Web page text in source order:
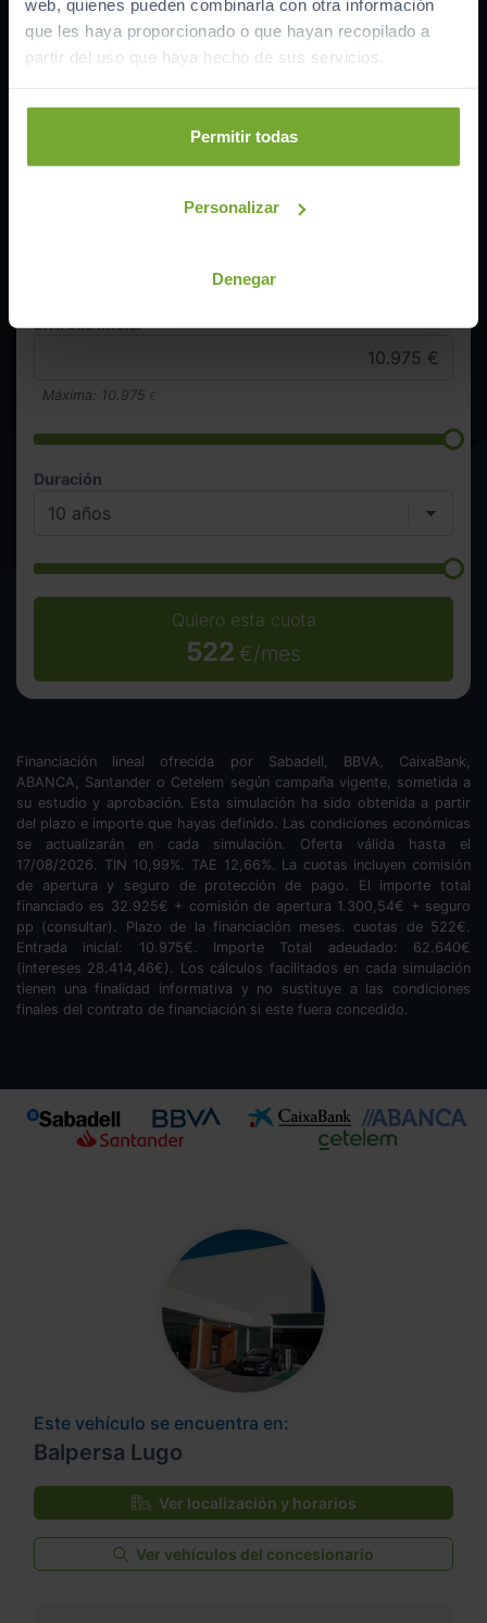
web, quienes pueden combinarla con otra información
que les haya proporcionado o que hayan recopilado a
partir del uso que haya hecho de sus servicios.
Permitir todas
Personalizar
Denegar
Entrada inicial
Máxima: 10.975 €
Duración
Quiero esta cuota
522 €/mes
Entrada inicial 10.975
Importe a financiar
Financiación lineal ofrecida por Sabadell, BBVA, CaixaBank,
ABANCA, Santander o Cetelem según campaña vigente, sometida a
su estudio y aprobación. Esta simulación ha sido obtenida a partir
del plazo e importe que hayas definido. Las condiciones económicas
se actualizarán en cada simulación. Oferta válida hasta el
17/08/2026. TIN 10,99%. TAE 12,66%. La cuotas incluyen comisión
de apertura y seguro de protección de pago. El importe total
financiado es 32.925€ + comisión de apertura 1.300,54€ + seguro
pp (consultar). Plazo de la financiación meses. cuotas de 522€.
Entrada inicial: 10.975€. Importe Total adeudado: 62.640€
(intereses 28.414,46€). Los cálculos facilitados en cada simulación
tienen una finalidad informativa y no sustituye a las condiciones
finales del contrato de financiación si este fuera concedido.
Este vehículo se encuentra en:
Balpersa Lugo
Ver localización y horarios
Ver vehículos del concesionario